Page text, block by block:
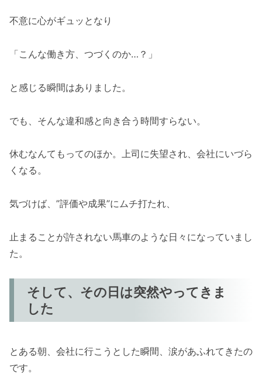
不意に心がギュッとなり
「こんな働き方、つづくのか…？」
と感じる瞬間はありました。
でも、そんな違和感と向き合う時間すらない。
休むなんてもってのほか。上司に失望され、会社にいづら
くなる。
気づけば、”評価や成果”にムチ打たれ、
止まることが許されない馬車のような日々になっていまし
た。
そして、その日は突然やってきま
した
とある朝、会社に行こうとした瞬間、涙があふれてきたの
です。